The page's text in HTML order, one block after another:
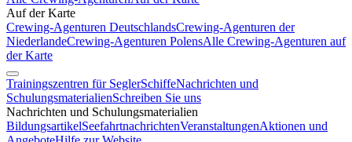
Auf der Karte
Crewing-Agenturen DeutschlandsCrewing-Agenturen der
NiederlandeCrewing-Agenturen PolensAlle Crewing-Agenturen auf
der Karte
Trainingszentren für SeglerSchiffeNachrichten und
SchulungsmaterialienSchreiben Sie uns
Nachrichten und Schulungsmaterialien
BildungsartikelSeefahrtnachrichtenVeranstaltungenAktionen und